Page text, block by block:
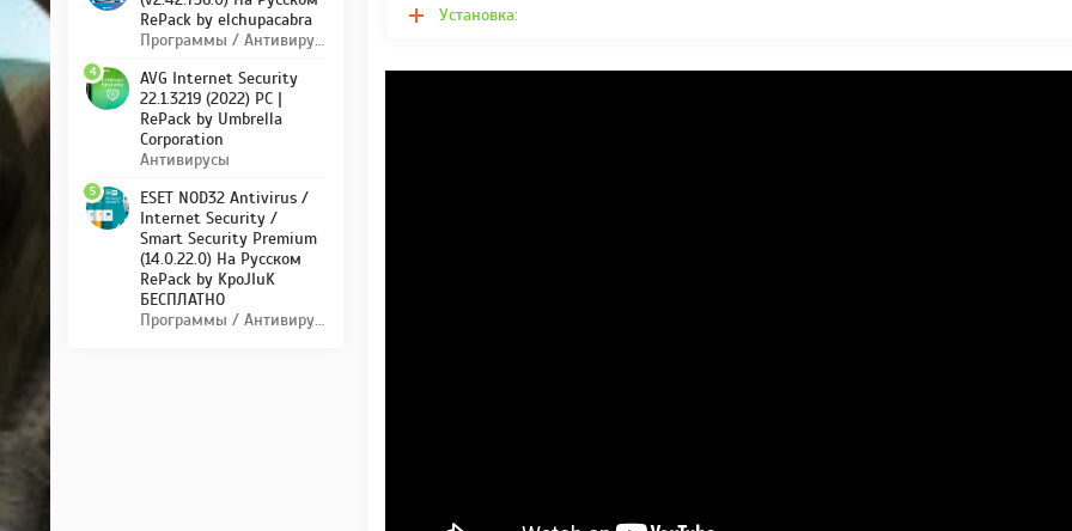
Установка:
RePack by elchupacabra
Программы / Антивирусы
AVG Internet Security
22.1.3219 (2022) PC |
RePack by Umbrella
Corporation
Антивирусы
4
ESET NOD32 Antivirus /
Internet Security /
Smart Security Premium
(14.0.22.0) На Русском
RePack by KpoJIuK
БЕСПЛАТНО
Программы / Антивирусы
5